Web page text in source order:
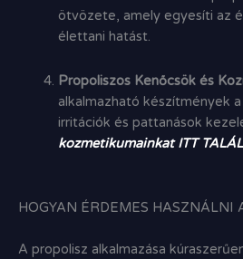
ötvözete, amely egyesíti az
élettani hatást.
Propoliszos Kenőcsök és
alkalmazható készítmények
irritációk és pattanások
kozmetikumainkat ITT
HOGYAN ÉRDEMES HASZNÁLNI
A propolisz alkalmazása